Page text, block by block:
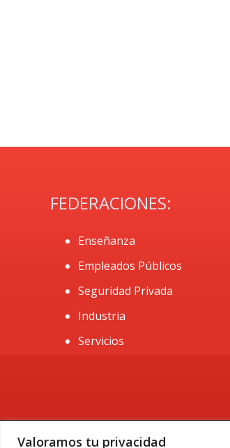
Valoramos tu privacidad
FEDERACIONES:
Enseñanza
Empleados Públicos
Seguridad Privada
Industria
Servicios